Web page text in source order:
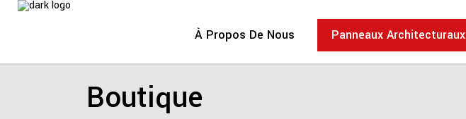
À Propos De Nous Panneaux Architecturaux
Boutique